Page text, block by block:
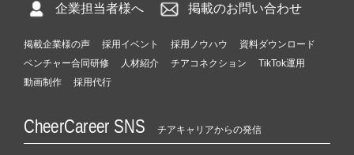
企業担当者様へ 掲載のお問い合わせ
掲載企業様の声 採用イベント 採用ノウハウ
資料ダウンロード
ベンチャー合同研修
人材紹介 チアコネクション
TikTok運用
動画制作
採用代行
CheerCareer SNS チアキャリアからの発信